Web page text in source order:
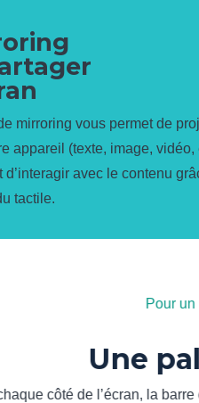
mirroring vous permet de
appareil (texte, image, vidéo,
d’interagir avec le contenu
tactile.
Pour
Une
côté de l’écran, la